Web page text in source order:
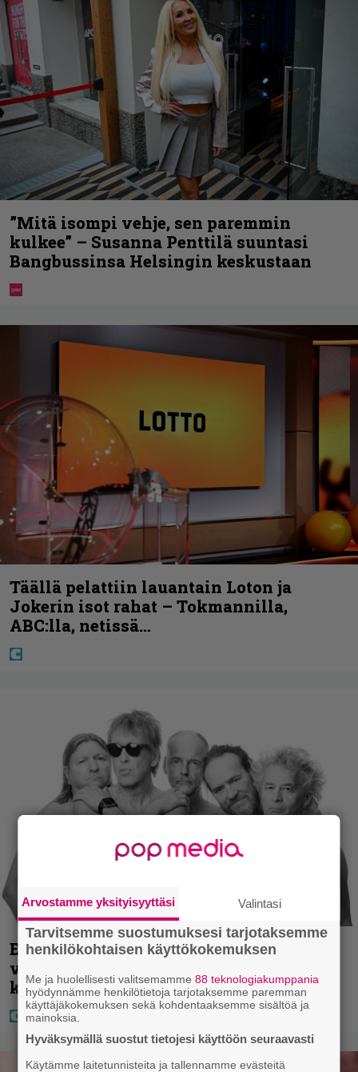
”Mitä isompi vehje, sen paremmin
kulkee” – Susanna Penttilä suuntasi
Bangbussinsa Helsingin keskustaan
Täällä pelattiin lauantain Loton ja
Jokerin isot rahat – Tokmannilla,
ABC:lla, netissä…
Eppu Normaali soitti kaikkien aikojen
viimeisen konserttinsa – nämä
kappaleet sillä kuultiin
Arvostamme yksityisyyttäsi Valintasi
Tarvitsemme suostumuksesi tarjotaksemme
henkilökohtaisen käyttökokemuksen
Me ja huolellisesti valitsemamme88 teknologiakumppania
hyödynnämme henkilötietoja tarjotaksemme paremman
käyttäjäkokemuksen sekä kohdentaaksemme sisältöä ja
mainoksia.
Hyväksymällä suostut tietojesi käyttöön seuraavasti
Käytämme laitetunnisteita ja tallennamme evästeitä